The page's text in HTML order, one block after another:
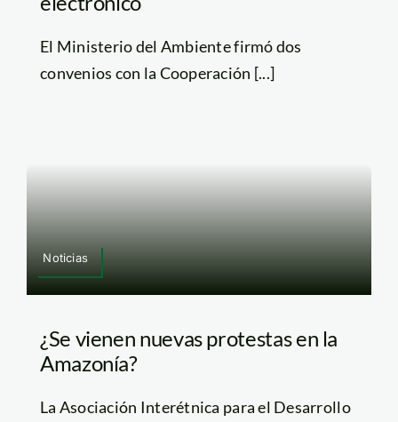
El Ministerio del Ambiente firmó dos
convenios con la Cooperación [...]
Noticias
¿Se vienen nuevas protestas en la
Amazonía?
La Asociación Interétnica para el Desarrollo